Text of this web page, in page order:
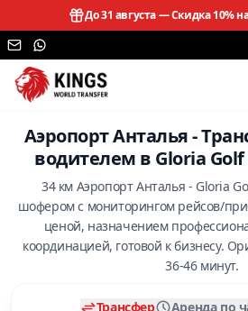
До 31 августа —Скидка 10%
Аэропорт Анталья -
водителем в Gloria
34 км Аэропорт Анталья - Gloria
шофером с мониторингом рейсов/
ценой, назначением
координацией, готовой к бизнесу.
36-46 минут.
Трансфер Аренда по